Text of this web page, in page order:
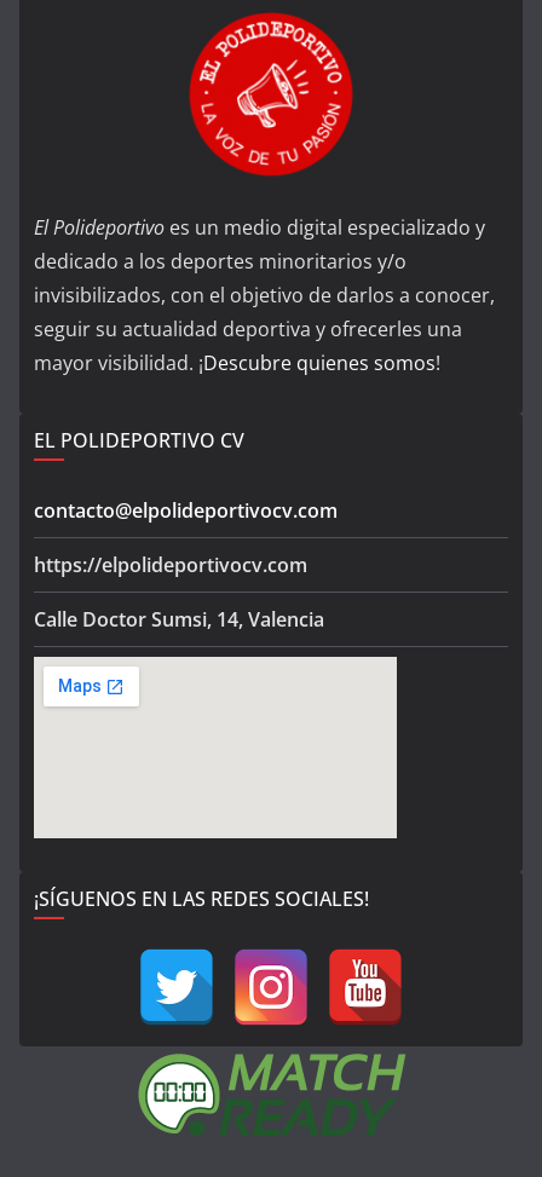
El Polideportivo es un medio digital especializado y
dedicado a los deportes minoritarios y/o
invisibilizados, con el objetivo de darlos a conocer,
seguir su actualidad deportiva y ofrecerles una
mayor visibilidad. ¡Descubre quienes somos!
EL POLIDEPORTIVO CV
contacto@elpolideportivocv.com
https://elpolideportivocv.com
Calle Doctor Sumsi, 14, Valencia
¡SÍGUENOS EN LAS REDES SOCIALES!